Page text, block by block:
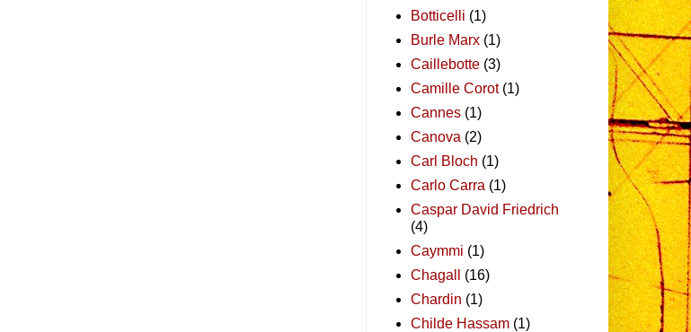
Botticelli (1)
Burle Marx (1)
Caillebotte (3)
Camille Corot (1)
Cannes (1)
Canova (2)
Carl Bloch (1)
Carlo Carra (1)
Caspar David Friedrich
(4)
Caymmi (1)
Chagall
(16)
Chardin (1)
Childe Hassam (1)